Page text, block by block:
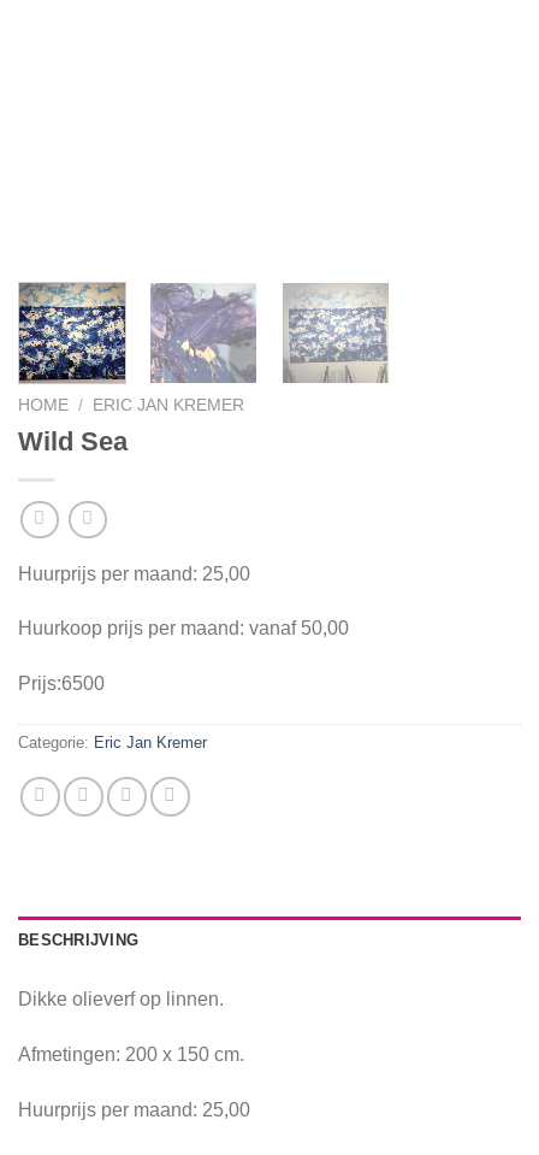
HOME / ERIC JAN KREMER
Wild Sea
Huurprijs per maand: 25,00
Huurkoop prijs per maand: vanaf 50,00
Prijs:6500
Categorie: Eric Jan Kremer
BESCHRIJVING
Dikke olieverf op linnen.
Afmetingen: 200 x 150 cm.
Huurprijs per maand: 25,00